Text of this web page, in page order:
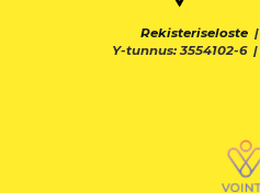
Rekisteriseloste |
Y-tunnus: 3554102-6 |